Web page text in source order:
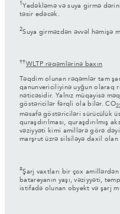
1Yedəkləmə və suya girmə
təsir edəcək.
2Suya girməzdən əvvəl həmişə
††WLTP rəqəmlərinə baxın
Təqdim olunan rəqəmlər tam
qanunvericiliyinə uyğun olaraq
nəticəsidir. Yalnız müqayisə
göstəricilər fərqli ola bilər. CO2
məsafə göstəriciləri sürücülük
quraşdırılması, quraşdırılmış
vəziyyəti kimi amillərə görə
marşrut üzrə silsiləyə daxil olan
‡Şarj vaxtları bir çox amillərdən
batareyanın yaşı, vəziyyəti,
istifadə olunan obyekt və şarj